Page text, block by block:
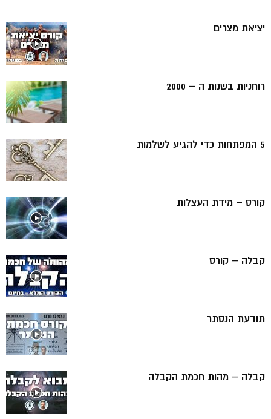
יציאת מצרים
רוחניות בשנות ה – 2000
5 המפתחות כדי להגיע לשלמות
קורס – מידת העצלות
קבלה – קורס
תודעת הנסתר
קבלה – מהות חכמת הקבלה